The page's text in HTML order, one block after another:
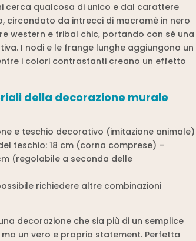
cerca qualcosa di unico e dal carattere
circondato da intrecci di macramè in nero
western e tribal chic, portando con sé una
I nodi e le frange lunghe aggiungono un
i colori contrastanti creano un effetto
della decorazione murale
e teschio decorativo (imitazione animale)
teschio: 18 cm (corna comprese) –
(regolabile a seconda delle
richiedere altre combinazioni
decorazione che sia più di un semplice
un vero e proprio statement. Perfetta